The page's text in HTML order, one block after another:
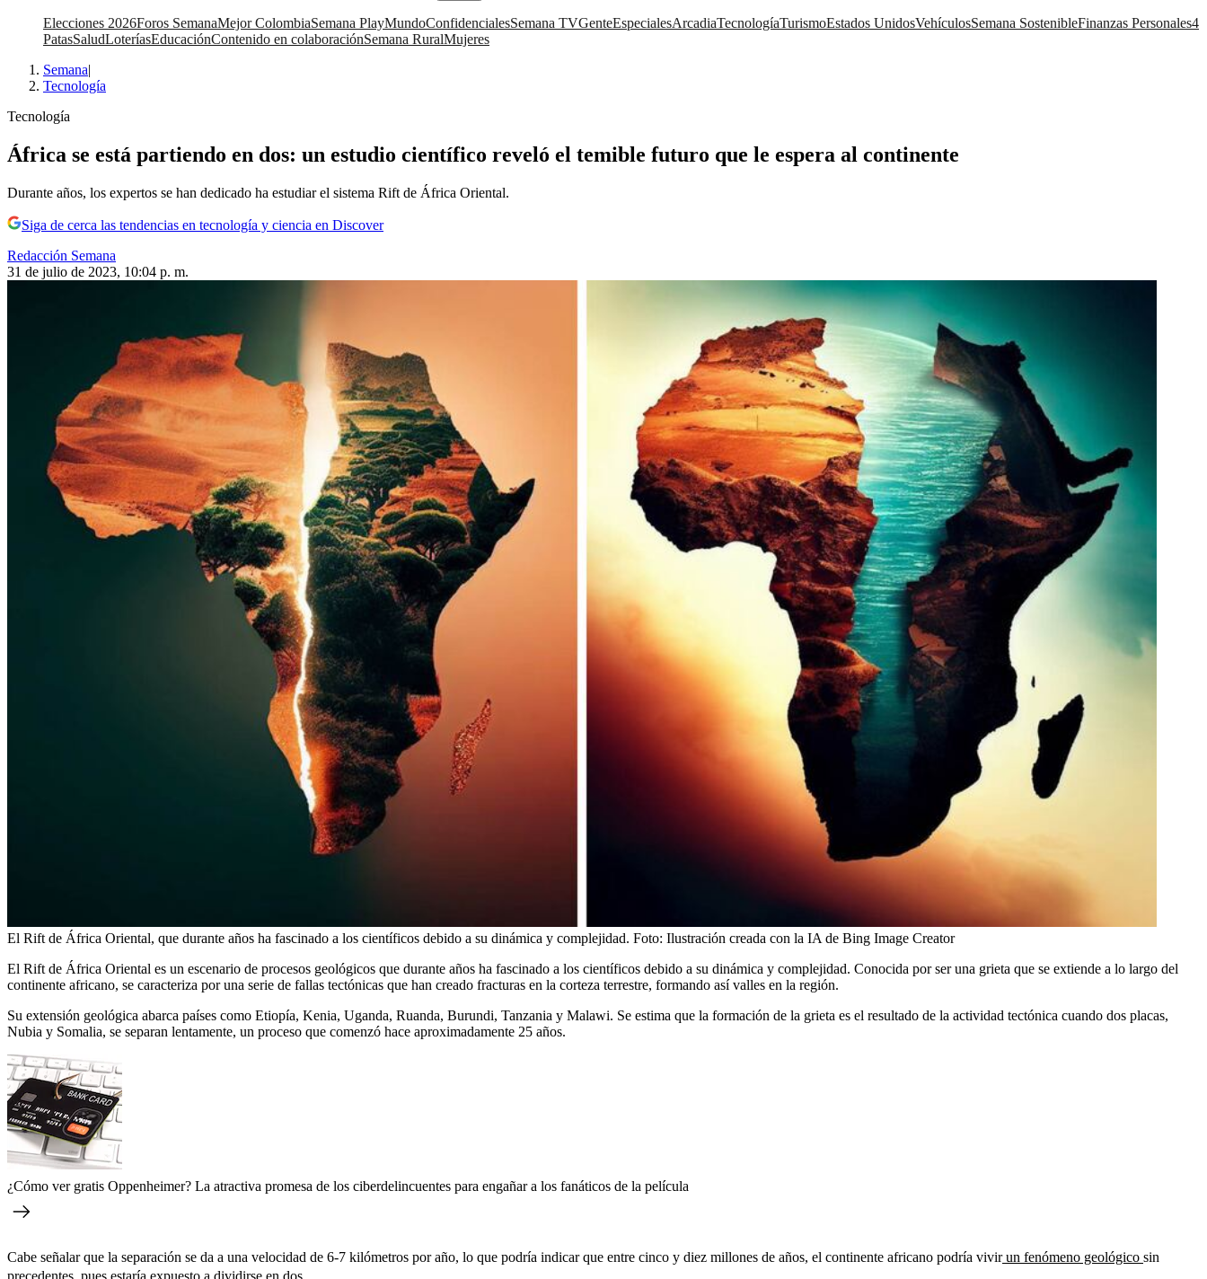
Elecciones 2026Foros SemanaMejor ColombiaSemana PlayMundoConfidencialesSemana TVGenteEspecialesArcadiaTecnologíaTurismoEstados UnidosVehículosSemana SostenibleFinanzas Personales4
PatasSaludLoteríasEducaciónContenido en colaboraciónSemana RuralMujeres
Semana|
Tecnología
Tecnología
África se está partiendo en dos: un estudio científico reveló el temible futuro que le espera al continente
Durante años, los expertos se han dedicado ha estudiar el sistema Rift de África Oriental.
Siga de cerca las tendencias en tecnología y ciencia en Discover
Redacción Semana
31 de julio de 2023, 10:04 p. m.
El Rift de África Oriental, que durante años ha fascinado a los científicos debido a su dinámica y complejidad. Foto: Ilustración creada con la IA de Bing Image Creator
El Rift de África Oriental es un escenario de procesos geológicos que durante años ha fascinado a los científicos debido a su dinámica y complejidad. Conocida por ser una grieta que se extiende a lo largo del
continente africano, se caracteriza por una serie de fallas tectónicas que han creado fracturas en la corteza terrestre, formando así valles en la región.
Su extensión geológica abarca países como Etiopía, Kenia, Uganda, Ruanda, Burundi, Tanzania y Malawi. Se estima que la formación de la grieta es el resultado de la actividad tectónica cuando dos placas,
Nubia y Somalia, se separan lentamente, un proceso que comenzó hace aproximadamente 25 años.
¿Cómo ver gratis Oppenheimer? La atractiva promesa de los ciberdelincuentes para engañar a los fanáticos de la película
Cabe señalar que la separación se da a una velocidad de 6-7 kilómetros por año, lo que podría indicar que entre cinco y diez millones de años, el continente africano podría vivirun fenómeno geológico sin
precedentes, pues estaría expuesto a dividirse en dos.